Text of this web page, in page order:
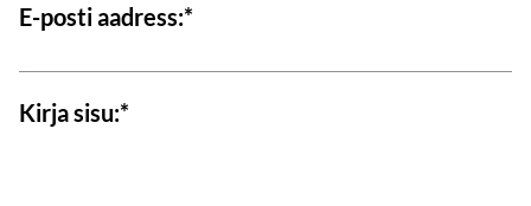
E-posti aadress:
Kirja sisu: